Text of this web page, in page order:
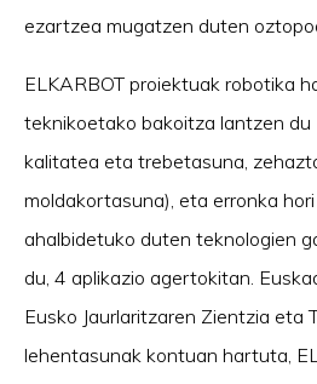
ezartzea mugatzen duten
ELKARBOT proiektuak robotika
teknikoetako bakoitza lantzen du
kalitatea eta trebetasuna,
moldakortasuna), eta erronka
ahalbidetuko duten teknologien
du, 4 aplikazio agertokitan.
Eusko Jaurlaritzaren Zientzia eta
lehentasunak kontuan hartuta,